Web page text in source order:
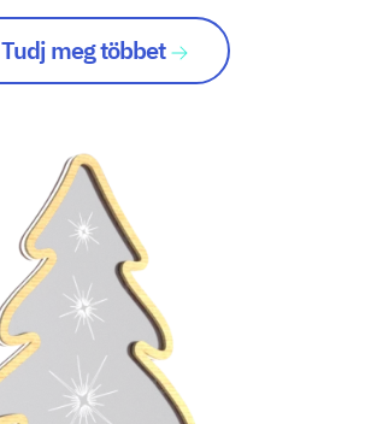
Tudj meg többet